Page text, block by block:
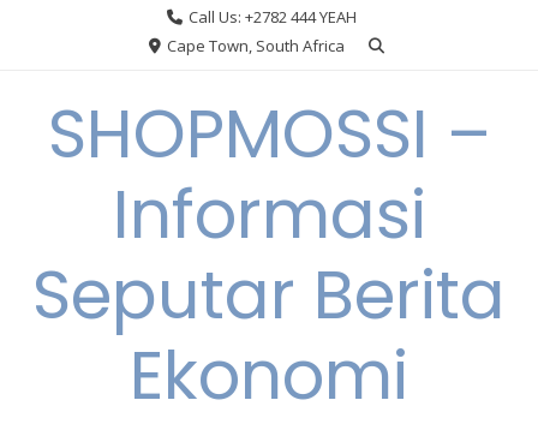
Call Us: +2782 444 YEAH
Cape Town, South Africa
SHOPMOSSI –
Informasi
Seputar Berita
Ekonomi